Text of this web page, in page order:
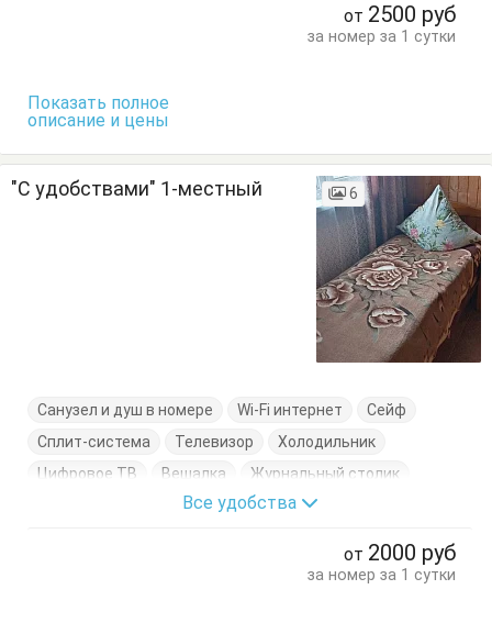
от 2500 руб
за номер за 1 сутки
Показать полное
описание и цены
"С удобствами" 1-местный 6
Санузел и душ в номере Wi-Fi интернет
Сейф
Сплит-система
Телевизор
Холодильник
Цифровое ТВ
Вешалка
Журнальный столик
Кровать односпальная
Стулья Тумбочки
Все удобства
от 2000 руб
за номер за 1 сутки